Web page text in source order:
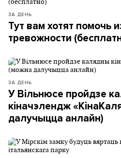
ЗА ДЕНЬ
Тут вам хотят помочь
тревожности
ЗА ДЕНЬ
У Вільнюсе пройдзе
кіначэлендж
далучыцца анлайн)